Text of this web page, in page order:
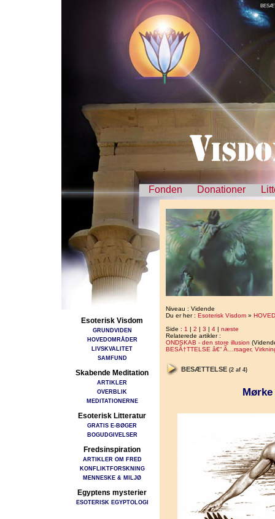
Fonden Donationer
Esoterisk Visdom
GRUNDVIDEN
HOVEDOMRÅDER
LIVSKVALITET
SAMFUND
Skabende Meditation
ARTIKLER
OVERBLIK
MEDITATIONERNE
Esoterisk Litteratur
GRATIS E-BØGER
BOGUDGIVELSER
Fredsinspiration
ARTIKLER OM FRED
KONFLIKTFORSKNING
MENNESKE & MILJØ
Egyptens mysterier
ESOTERISK EGYPTOLOGI
Niveau : Vidende
Du er her : Esoterisk Visdom »
Side : 1 | 2 | 3 | 4 | næste
Relaterede artikler :
ONDSKAB - den store illusion
BESÃ†TTELSE â€“ Ã…rsager,
BESÆTTELSE (2 af 4)